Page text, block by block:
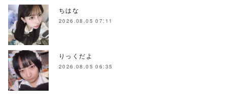
ちはな
2026.08.05 07:11
りっくだよ
2026.08.05 06:35